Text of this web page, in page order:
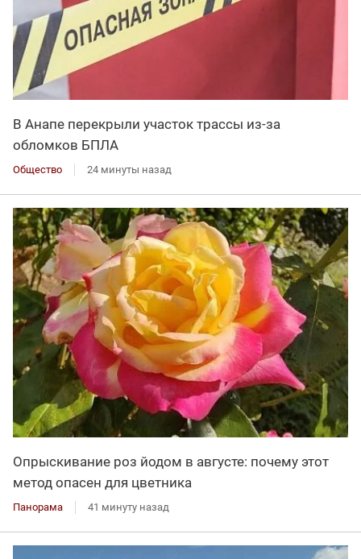
В Анапе перекрыли участок трассы из-за
обломков БПЛА
Общество 24 минуты назад
Опрыскивание роз йодом в августе: почему этот
метод опасен для цветника
Панорама 41 минуту назад